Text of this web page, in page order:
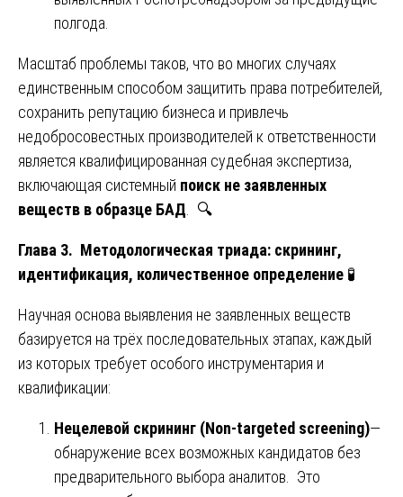
полгода.
Масштаб проблемы таков, что во многих случаях
единственным способом защитить права потребителей,
сохранить репутацию бизнеса и привлечь
недобросовестных производителей к ответственности
является квалифицированная судебная экспертиза,
включающая системный поиск не заявленных
веществ в образце БАД . 🔍
Глава 3. Методологическая триада: скрининг,
идентификация, количественное определение 🧪
Научная основа выявления не заявленных веществ
базируется на трёх последовательных этапах, каждый
из которых требует особого инструментария и
квалификации:
Нецелевой скрининг (Non-targeted screening)—
обнаружение всех возможных кандидатов без
предварительного выбора аналитов. Это